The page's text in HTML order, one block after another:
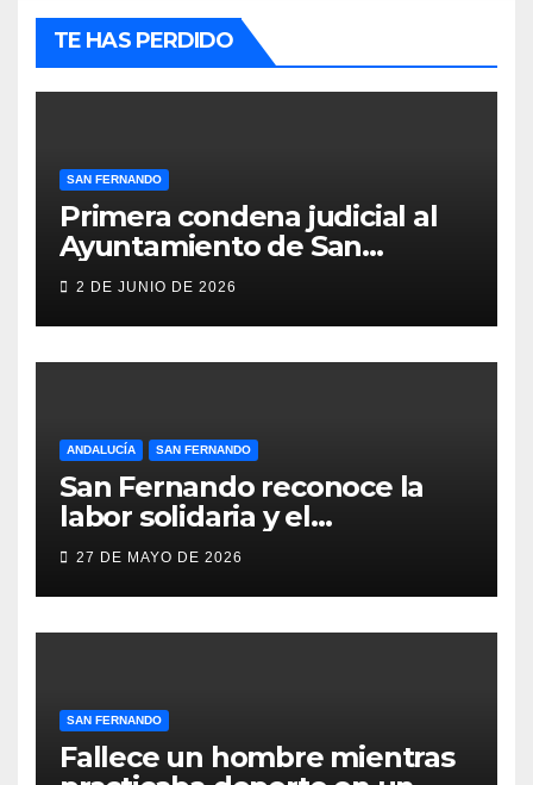
TE HAS PERDIDO
SAN FERNANDO
Primera condena judicial al
Ayuntamiento de San
Fernando por negar
locales lesionados en acto de
servicio
2 DE JUNIO DE 2026
ANDALUCÍA SAN FERNANDO
San Fernando reconoce la
labor solidaria y el
compromiso social de Juan y
San Fernando
27 DE MAYO DE 2026
SAN FERNANDO
Fallece un hombre mientras